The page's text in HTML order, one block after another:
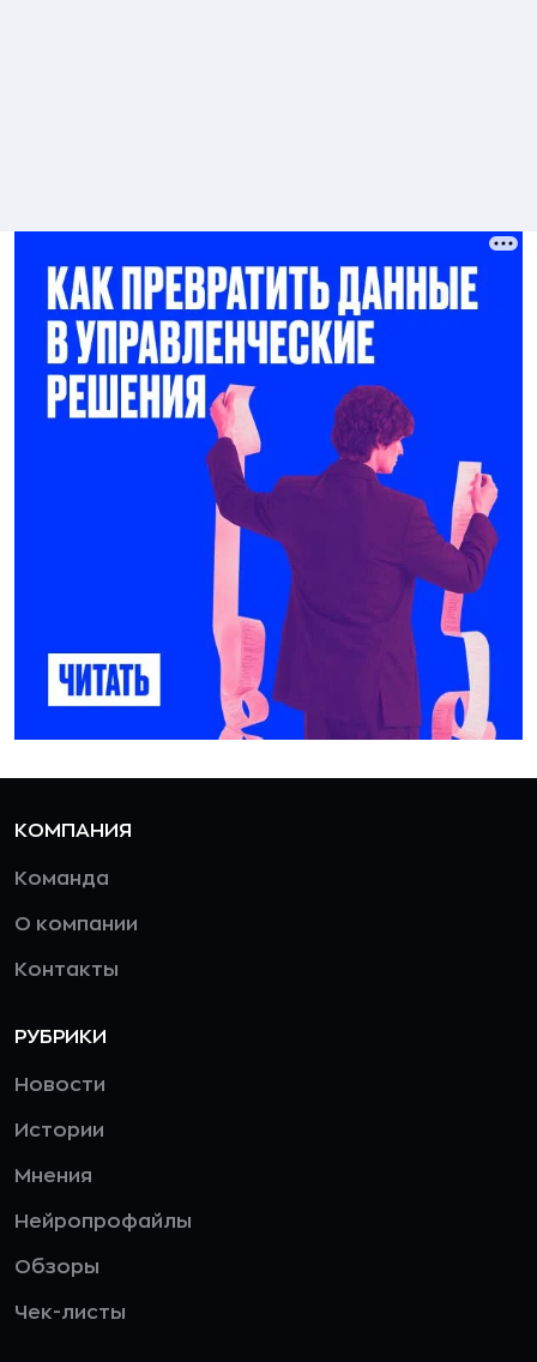
КОМПАНИЯ
Команда
О компании
Контакты
РУБРИКИ
Новости
Истории
Мнения
Нейропрофайлы
Обзоры
Чек-листы